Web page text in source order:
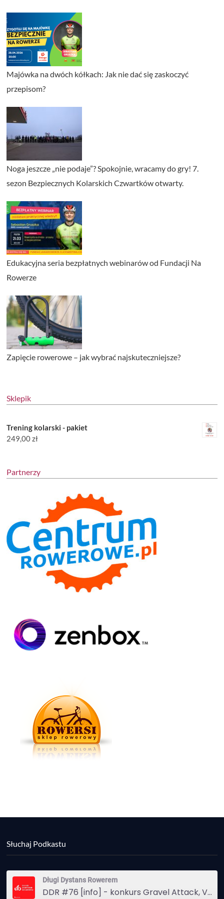
Majówka na dwóch kółkach: Jak nie dać się zaskoczyć
przepisom?
Noga jeszcze „nie podaje”? Spokojnie, wracamy do gry! 7.
sezon Bezpiecznych Kolarskich Czwartków otwarty.
Edukacyjna seria bezpłatnych webinarów od Fundacji Na
Rowerze
Zapięcie rowerowe – jak wybrać najskuteczniejsze?
Sklepik
Trening kolarski - pakiet
249,00zł
Partnerzy
Słuchaj Podkastu
Długi Dystans Rowerem
DDR #76 [info] - konkurs Gravel Attack, Varmia Gravel, Bike Expo, Inspire India Ultra Race